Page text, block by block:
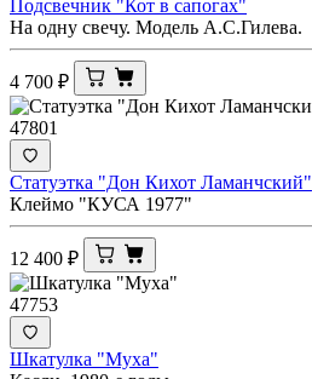
Подсвечник "Кот в сапогах"
На одну свечу. Модель А.С.Гилева.
4 700 ₽
47801
Статуэтка "Дон Кихот Ламанчский"
Клеймо "КУСА 1977"
12 400 ₽
47753
Шкатулка "Муха"